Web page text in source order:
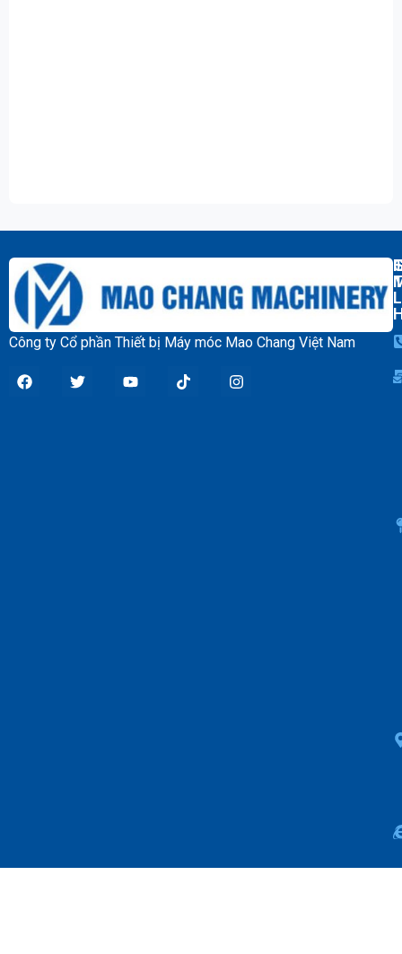
Công ty Cổ phần Thiết bị Máy móc Mao Chang Việt Nam